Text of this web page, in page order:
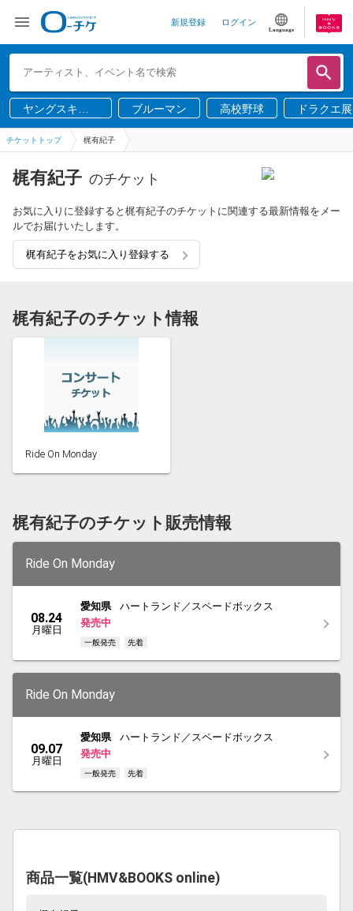
新規登録 ログイン
Language
ヤングスキニ
ー
ブルーマン 高校野球 ドラクエ展
チケットトップ 梶有紀子
梶有紀子 のチケット
お気に入りに登録すると梶有紀子のチケットに関連する最新情報をメー
ルでお届けいたします。
梶有紀子をお気に入り登録する
梶有紀子のチケット情報
Ride On Monday
梶有紀子のチケット販売情報
Ride On Monday
08.24
月曜日
愛知県
ハートランド／スペードボックス
発売中
一般発売 先着
Ride On Monday
09.07
月曜日
愛知県
ハートランド／スペードボックス
発売中
一般発売 先着
商品一覧(HMV&BOOKS online)